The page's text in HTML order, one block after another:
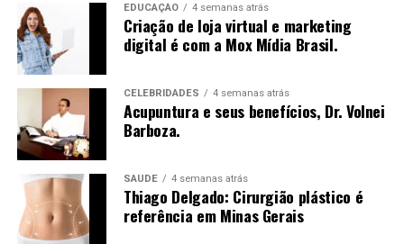
EDUCAÇÃO 4 semanas atrás
Criação de loja virtual e marketing
digital é com a Mox Mídia Brasil.
CELEBRIDADES 4 semanas atrás
Acupuntura e seus benefícios, Dr. Volnei
Barboza.
SAÚDE 4 semanas atrás
Thiago Delgado: Cirurgião plástico é
referência em Minas Gerais